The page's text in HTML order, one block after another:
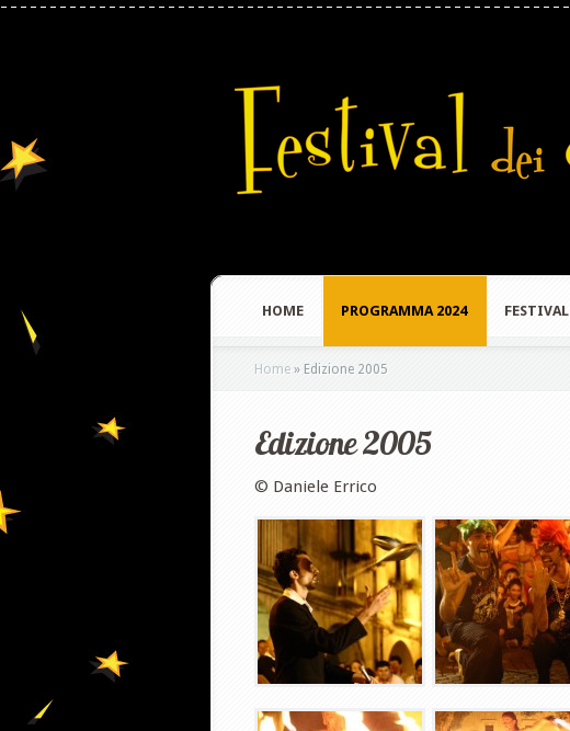
HOME PROGRAMMA 2024 FESTIVAL
Home » Edizione 2005
Edizione 2005
© Daniele Errico